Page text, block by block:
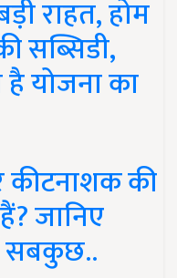
राहत, होम
सब्सिडी,
योजना का
की
जानिए
सबकुछ..